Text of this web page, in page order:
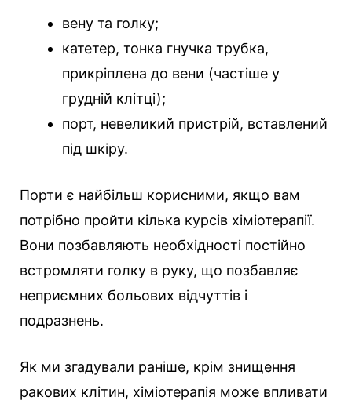
вену та голку;
катетер, тонка гнучка трубка,
прикріплена до вени (частіше у
грудній клітці);
порт, невеликий пристрій, вставлений
під шкіру.
Порти є найбільш корисними, якщо вам
потрібно пройти кілька курсів хіміотерапії.
Вони позбавляють необхідності постійно
встромляти голку в руку, що позбавляє
неприємних больових відчуттів і
подразнень.
Як ми згадували раніше, крім знищення
ракових клітин, хіміотерапія може впливати